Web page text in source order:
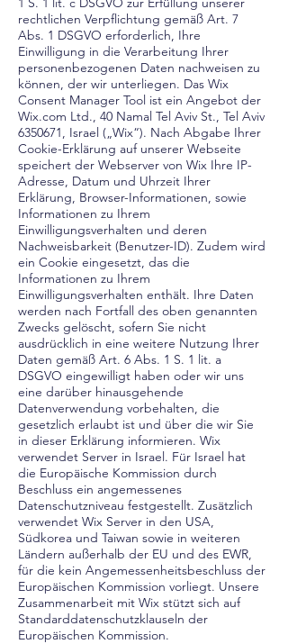
rechtlichen Verpflichtung gemäß Art. 7
Abs. 1 DSGVO erforderlich, Ihre
Einwilligung in die Verarbeitung Ihrer
personenbezogenen Daten nachweisen zu
können, der wir unterliegen. Das Wix
Consent Manager Tool ist ein Angebot der
Wix.com Ltd., 40 Namal Tel Aviv St., Tel Aviv
6350671, Israel („Wix“). Nach Abgabe Ihrer
Cookie-Erklärung auf unserer Webseite
speichert der Webserver von Wix Ihre IP-
Adresse, Datum und Uhrzeit Ihrer
Erklärung, Browser-Informationen, sowie
Informationen zu Ihrem
Einwilligungsverhalten und deren
Nachweisbarkeit (Benutzer-ID). Zudem wird
ein Cookie eingesetzt, das die
Informationen zu Ihrem
Einwilligungsverhalten enthält. Ihre Daten
werden nach Fortfall des oben genannten
Zwecks gelöscht, sofern Sie nicht
ausdrücklich in eine weitere Nutzung Ihrer
Daten gemäß Art. 6 Abs. 1 S. 1 lit. a
DSGVO eingewilligt haben oder wir uns
eine darüber hinausgehende
Datenverwendung vorbehalten, die
gesetzlich erlaubt ist und über die wir Sie
in dieser Erklärung informieren. Wix
verwendet Server in Israel. Für Israel hat
die Europäische Kommission durch
Beschluss ein angemessenes
Datenschutzniveau festgestellt. Zusätzlich
verwendet Wix Server in den USA,
Südkorea und Taiwan sowie in weiteren
Ländern außerhalb der EU und des EWR,
für die kein Angemessenheitsbeschluss der
Europäischen Kommission vorliegt. Unsere
Zusammenarbeit mit Wix stützt sich auf
Standarddatenschutzklauseln der
Europäischen Kommission.